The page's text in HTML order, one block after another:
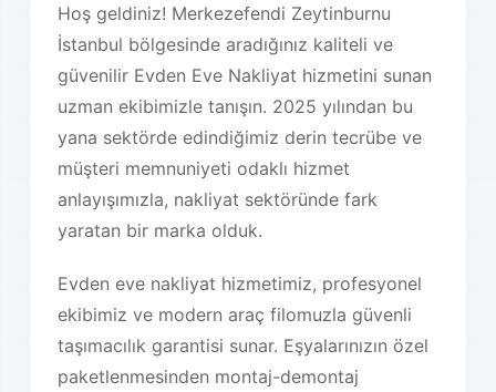
Hoş geldiniz! Merkezefendi Zeytinburnu
İstanbul bölgesinde aradığınız kaliteli ve
güvenilir Evden Eve Nakliyat hizmetini sunan
uzman ekibimizle tanışın. 2025 yılından bu
yana sektörde edindiğimiz derin tecrübe ve
müşteri memnuniyeti odaklı hizmet
anlayışımızla, nakliyat sektöründe fark
yaratan bir marka olduk.
Evden eve nakliyat hizmetimiz, profesyonel
ekibimiz ve modern araç filomuzla güvenli
taşımacılık garantisi sunar. Eşyalarınızın özel
paketlenmesinden montaj-demontaj